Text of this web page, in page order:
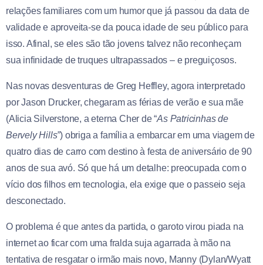
relações familiares com um humor que já passou da data de
validade e aproveita-se da pouca idade de seu público para
isso. Afinal, se eles são tão jovens talvez não reconheçam
sua infinidade de truques ultrapassados – e preguiçosos.
Nas novas desventuras de Greg Heffley, agora interpretado
por Jason Drucker, chegaram as férias de verão e sua mãe
(Alicia Silverstone, a eterna Cher de “As Patricinhas de
Bervely Hills”) obriga a família a embarcar em uma viagem de
quatro dias de carro com destino à festa de aniversário de 90
anos de sua avó. Só que há um detalhe: preocupada com o
vício dos filhos em tecnologia, ela exige que o passeio seja
desconectado.
O problema é que antes da partida, o garoto virou piada na
internet ao ficar com uma fralda suja agarrada à mão na
tentativa de resgatar o irmão mais novo, Manny (Dylan/Wyatt